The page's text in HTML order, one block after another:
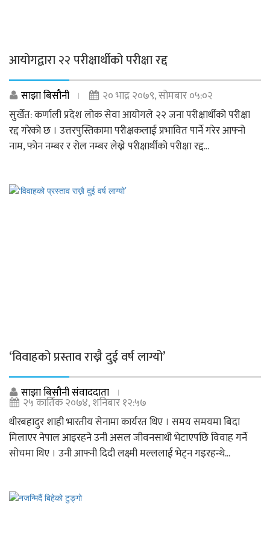
आयोगद्वारा २२ परीक्षार्थीको परीक्षा रद्द
साझा बिसौनी
२० भाद्र २०७९, सोमबार ०५:०२
सुर्खेत: कर्णाली प्रदेश लोक सेवा आयोगले २२ जना परीक्षार्थीको परीक्षा
रद्द गरेको छ । उत्तरपुस्तिकामा परीक्षकलाई प्रभावित पार्ने गरेर आफ्नो
नाम, फोन नम्बर र रोल नम्बर लेख्ने परीक्षार्थीको परीक्षा रद्द...
‘विवाहको प्रस्ताव राख्नै दुई वर्ष लाग्यो’
साझा बिसौनी संवाददाता
२५ कार्तिक २०७४, शनिबार १२:५७
थीरबहादुर शाही भारतीय सेनामा कार्यरत थिए । समय समयमा बिदा
मिलाएर नेपाल आइरहने उनी असल जीवनसाथी भेटाएपछि विवाह गर्ने
सोचमा थिए । उनी आफ्नी दिदी लक्ष्मी मल्ललाई भेट्न गइरहन्थे...